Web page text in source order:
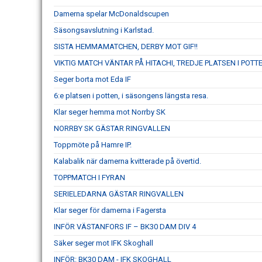
Damerna spelar McDonaldscupen
Säsongsavslutning i Karlstad.
SISTA HEMMAMATCHEN, DERBY MOT GIF!!
VIKTIG MATCH VÄNTAR PÅ HITACHI, TREDJE PLATSEN I
Seger borta mot Eda IF
6:e platsen i potten, i säsongens längsta resa.
Klar seger hemma mot Norrby SK
NORRBY SK GÄSTAR RINGVALLEN
Toppmöte på Hamre IP.
Kalabalik när damerna kvitterade på övertid.
TOPPMATCH I FYRAN
SERIELEDARNA GÄSTAR RINGVALLEN
Klar seger för damerna i Fagersta
INFÖR VÄSTANFORS IF – BK30 DAM DIV 4
Säker seger mot IFK Skoghall
INFÖR: BK30 DAM - IFK SKOGHALL